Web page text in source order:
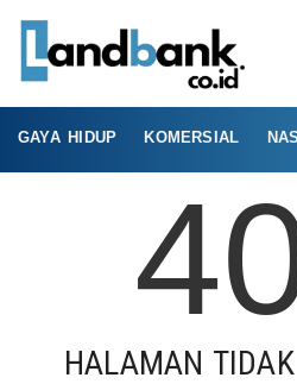
GAYA HIDUP KOMERSIAL
HALAMAN